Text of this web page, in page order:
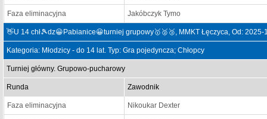
Faza eliminacyjna Jakóbczyk Tymo
👋U 14 chł🎾dz😀Pabianice😀turniej grupowy🥇🥈🥉, MMKT Łęczyca, Od:
Kategoria: Młodzicy - do 14 lat. Typ: Gra pojedyncza; Chłopcy
Turniej główny. Grupowo-pucharowy
Runda Zawodnik
Faza eliminacyjna Nikoukar Dexter